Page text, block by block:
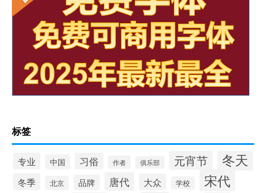
标签
专业 中国 习俗 作者 俱乐部 元宵节 冬天
冬季 北京 品牌 唐代 大众 学校 宋代